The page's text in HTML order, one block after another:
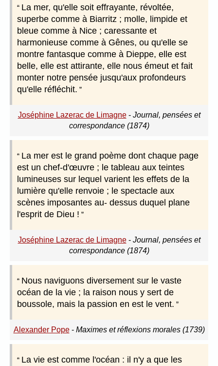
La mer, qu'elle soit effrayante, révoltée,
superbe comme à Biarritz ; molle, limpide et
bleue comme à Nice ; caressante et
harmonieuse comme à Gênes, ou qu'elle se
montre fantasque comme à Dieppe, elle est
belle, elle est attirante, elle nous émeut et fait
monter notre pensée jusqu'aux profondeurs
qu'elle réfléchit.
Joséphine Lazerac de Limagne- Journal, pensées et
correspondance (1874)
La mer est le grand poème dont chaque page
est un chef-d'œuvre ; le tableau aux teintes
lumineuses sur lequel varient les effets de la
lumière qu'elle renvoie ; le spectacle aux
scènes imposantes au- dessus duquel plane
l'esprit de Dieu !
Joséphine Lazerac de Limagne- Journal, pensées et
correspondance (1874)
Nous naviguons diversement sur le vaste
océan de la vie ; la raison nous y sert de
boussole, mais la passion en est le vent.
Alexander Pope- Maximes et réflexions morales (1739)
La vie est comme l'océan : il n'y a que les